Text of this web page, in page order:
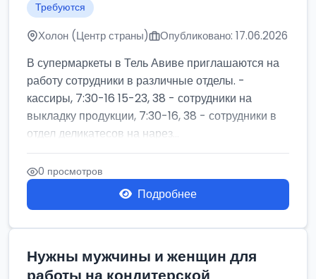
Требуются
Холон (Центр страны) Опубликовано: 17.06.2026
В супермаркеты в Тель Авиве приглашаются на
работу сотрудники в различные отделы. -
кассиры, 7:30-16 15-23, 38 - сотрудники на
выкладку продукции, 7:30-16, 38 - сотрудники в
отдел деликатесов на нарез...
0 просмотров
Подробнее
Нужны мужчины и женщин для